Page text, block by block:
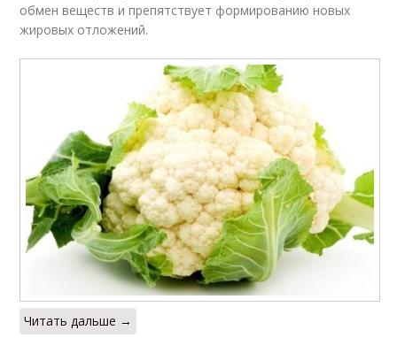
обмен веществ и препятствует формированию новых
жировых отложений.
Читать дальше →